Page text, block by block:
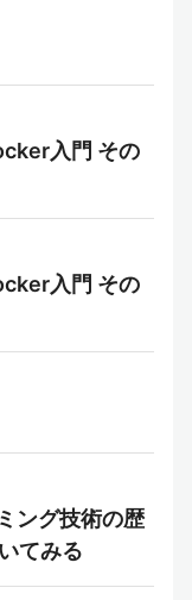
入門 その
入門 その
ング技術の歴
てみる